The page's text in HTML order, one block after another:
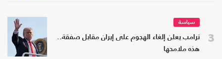
3
سياسة
ترامب يعلن إلغاء الهجوم على إيران مقابل صفقة..
هذه ملامحها